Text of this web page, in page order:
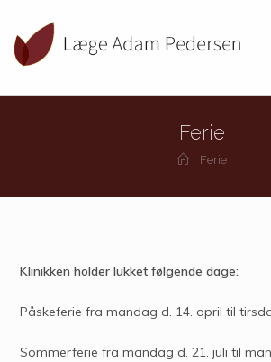
Ferie
Ferie
Klinikken holder lukket følgende dage:
Påskeferie fra mandag d. 14. april til
Sommerferie fra mandag d. 21. juli til